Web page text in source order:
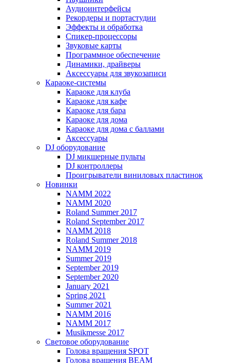
Аудиоинтерфейсы
Рекордеры и портастудии
Эффекты и обработка
Спикер-процессоры
Звуковые карты
Программное обеспечение
Динамики, драйверы
Аксессуары для звукозаписи
Караоке-системы
Караоке для клуба
Караоке для кафе
Караоке для бара
Караоке для дома
Караоке для дома с баллами
Аксессуары
DJ оборудование
DJ микшерные пульты
DJ контроллеры
Проигрыватели виниловых пластинок
Новинки
NAMM 2022
NAMM 2020
Roland Summer 2017
Roland September 2017
NAMM 2018
Roland Summer 2018
NAMM 2019
Summer 2019
September 2019
September 2020
January 2021
Spring 2021
Summer 2021
NAMM 2016
NAMM 2017
Musikmesse 2017
Световое оборудование
Голова вращения SPOT
Голова вращения BEAM